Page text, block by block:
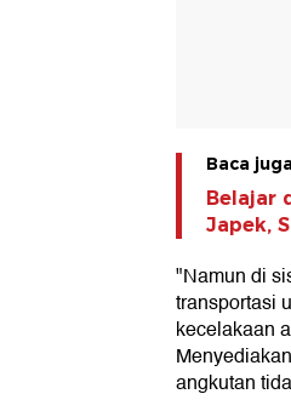
Baca
Belajar
Japek,
"Namun di
transportasi
kecelakaan
angkutan